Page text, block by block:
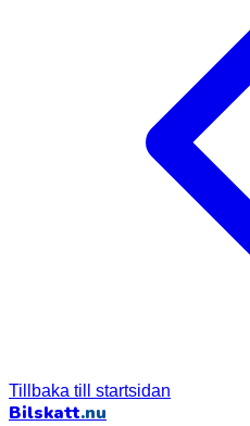
Tillbaka till startsidan
Bilskatt.nu